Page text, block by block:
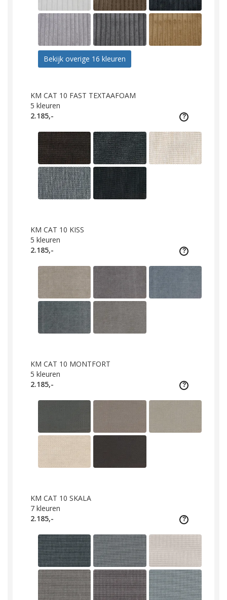
Bekijk overige 16 kleuren
KM CAT 10 FAST TEXTAAFOAM
5 kleuren
2.185,-
KM CAT 10 KISS
5 kleuren
2.185,-
KM CAT 10 MONTFORT
5 kleuren
2.185,-
KM CAT 10 SKALA
7 kleuren
2.185,-